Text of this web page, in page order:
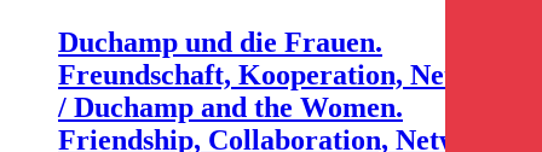
Duchamp und die Frauen.
Freundschaft, Kooperation, Netzwerk
/ Duchamp and the Women.
Friendship, Collaboration, Network